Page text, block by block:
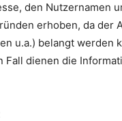
den Nutzernamen
erhoben, da
u.a.) belangt
Fall dienen die